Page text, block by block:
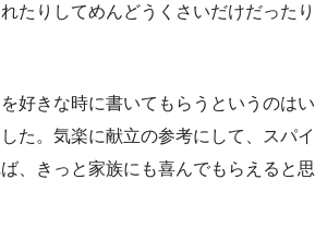
たりしてめんどうくさいだけだったり
好きな時に書いてもらうというのはい
た。気楽に献立の参考にして、スパイ
、きっと家族にも喜んでもらえると思